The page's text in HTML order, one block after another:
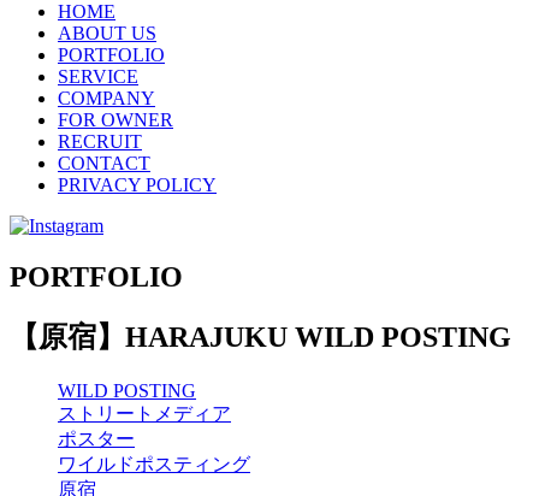
HOME
ABOUT US
PORTFOLIO
SERVICE
COMPANY
FOR OWNER
RECRUIT
CONTACT
PRIVACY POLICY
PORTFOLIO
【原宿】HARAJUKU WILD POSTING
WILD POSTING
ストリートメディア
ポスター
ワイルドポスティング
原宿